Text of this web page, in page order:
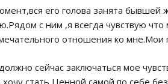
его голова занята бывшей
с ним ,я всегда чувствую
отношения ко
сейчас заключаться мое
стать Ценной самой по